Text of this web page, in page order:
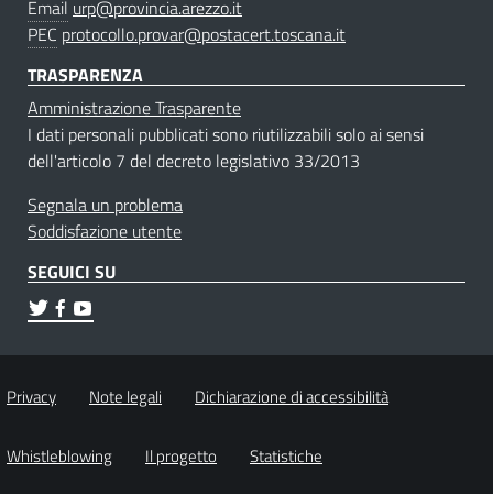
Email urp@provincia.arezzo.it
PEC protocollo.provar@postacert.toscana.it
TRASPARENZA
Amministrazione Trasparente
I dati personali pubblicati sono riutilizzabili solo ai sensi
dell'articolo 7 del decreto legislativo 33/2013
Segnala un problema
Soddisfazione utente
SEGUICI SU
Privacy Note legali Dichiarazione di accessibilità
Whistleblowing Il progetto Statistiche